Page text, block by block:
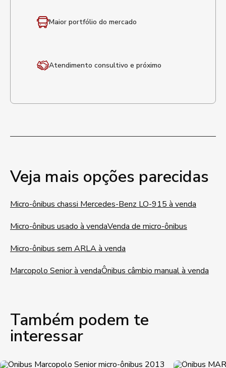
Maior portfólio do mercado
Atendimento consultivo e próximo
Veja mais opções parecidas
Micro-ônibus chassi Mercedes-Benz LO-915 à venda
Micro-ônibus usado à vendaVenda de micro-ônibus
Micro-ônibus sem ARLA à venda
Marcopolo Senior à vendaÔnibus câmbio manual à venda
Também podem te
interessar